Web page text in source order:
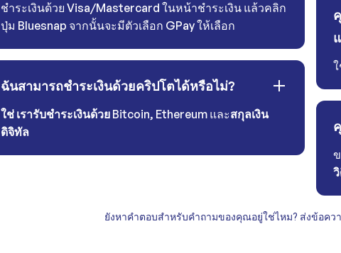
ชำระเงินด้วย Visa/Mastercard ในหน้าชำระเงิน แล้วคลิก
ปุ่ม Bluesnap จากนั้นจะมีตัวเลือก GPay ให้เลือก
ฉันสามารถชำระเงินด้วยคริปโตได้หรือไม่?
ใช่ เรารับชำระเงินด้วย Bitcoin, Ethereum และสกุลเงิน
ดิจิทัล
ยังหาคำตอบสำหรับคำถามของคุณอยู่ใช่ไหม? ส่งข้อคว